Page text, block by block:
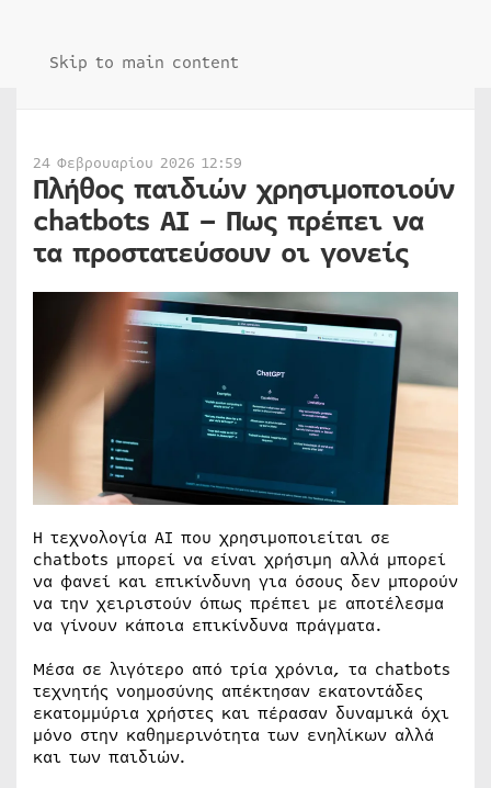
Skip to main content
24 Φεβρουαρίου 2026 12:59
Πλήθος παιδιών χρησιμοποιούν
chatbots AI – Πως πρέπει να
τα προστατεύσουν οι γονείς
Η τεχνολογία AI που χρησιμοποιείται σε
chatbots μπορεί να είναι χρήσιμη αλλά μπορεί
να φανεί και επικίνδυνη για όσους δεν μπορούν
να την χειριστούν όπως πρέπει με αποτέλεσμα
να γίνουν κάποια επικίνδυνα πράγματα.
Μέσα σε λιγότερο από τρία χρόνια, τα chatbots
τεχνητής νοημοσύνης απέκτησαν εκατοντάδες
εκατομμύρια χρήστες και πέρασαν δυναμικά όχι
μόνο στην καθημερινότητα των ενηλίκων αλλά
και των παιδιών.